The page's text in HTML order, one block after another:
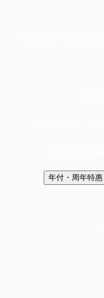
年付・周年特惠